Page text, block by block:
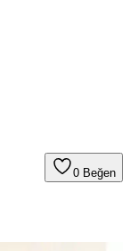
0 Beğen